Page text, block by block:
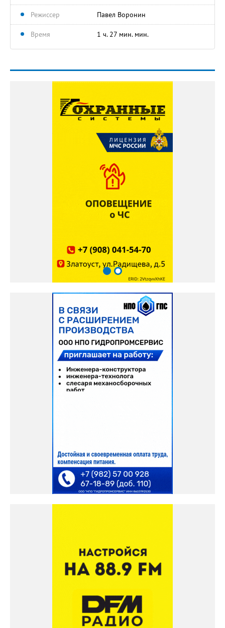
Режиссер Павел Воронин
Время 1 ч. 27 мин. мин.